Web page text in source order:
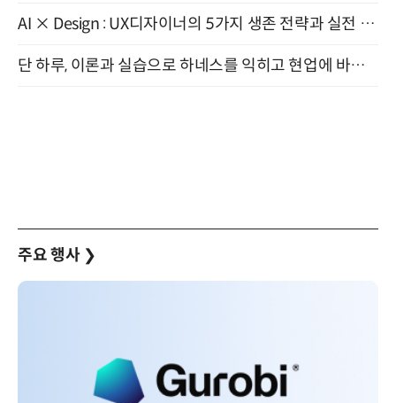
AI × Design : UX디자이너의 5가지 생존 전략과 실전 대응 8월 28일 개최
단 하루, 이론과 실습으로 하네스를 익히고 현업에 바로 쓰는 핸즈온 워크숍 (8/20)
주요 행사 ❯